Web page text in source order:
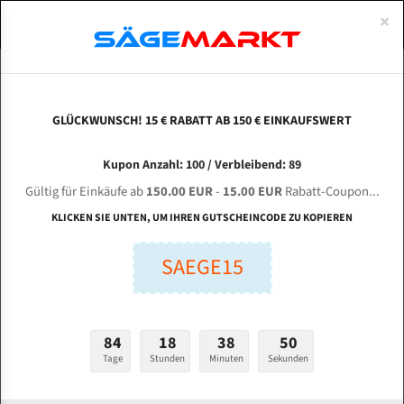
ISTECH Easy 460 PT für 5270 mm Bi-Metall
Bandsägeblätter
Länge (mm):
Stärken + Zahnteilung:
mm
ABOUTS
ENGLISH
Bi-Metall Meterware
Fleischerei Bandsägeblätter
Bandmesser Glatt Meterware
Konvex Meterware
×
GLÜCKWUNSCH! 15 € RABATT AB 150 € EINKAUFSWERT
Kupon Anzahl: 100 / Verbleibend: 89
Gültig für Einkäufe ab150.00 EUR- 15.00 EURRabatt-Coupon...
KLICKEN SIE UNTEN, UM IHREN GUTSCHEINCODE ZU KOPIEREN
SAEGE15
84
Tage
18
Stunden
38
Minuten
49
Sekunden